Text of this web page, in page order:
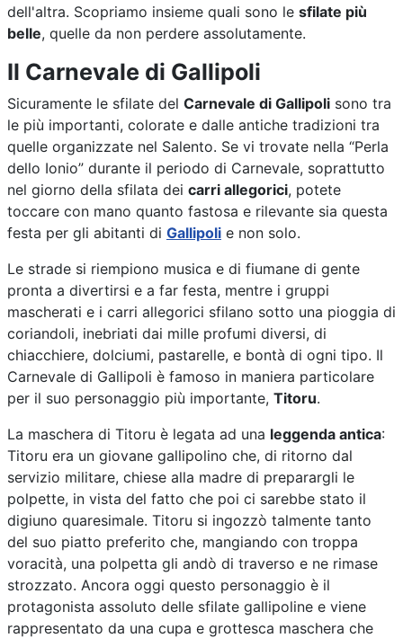
dell'altra. Scopriamo insieme quali sono le sfilate più
belle, quelle da non perdere assolutamente.
Il Carnevale di Gallipoli
Sicuramente le sfilate del Carnevale di Gallipoli sono tra
le più importanti, colorate e dalle antiche tradizioni tra
quelle organizzate nel Salento. Se vi trovate nella “Perla
dello Ionio” durante il periodo di Carnevale, soprattutto
nel giorno della sfilata dei carri allegorici, potete
toccare con mano quanto fastosa e rilevante sia questa
festa per gli abitanti di Gallipoli e non solo.
Le strade si riempiono musica e di fiumane di gente
pronta a divertirsi e a far festa, mentre i gruppi
mascherati e i carri allegorici sfilano sotto una pioggia di
coriandoli, inebriati dai mille profumi diversi, di
chiacchiere, dolciumi, pastarelle, e bontà di ogni tipo. Il
Carnevale di Gallipoli è famoso in maniera particolare
per il suo personaggio più importante, Titoru.
La maschera di Titoru è legata ad una leggenda antica:
Titoru era un giovane gallipolino che, di ritorno dal
servizio militare, chiese alla madre di preparargli le
polpette, in vista del fatto che poi ci sarebbe stato il
digiuno quaresimale. Titoru si ingozzò talmente tanto
del suo piatto preferito che, mangiando con troppa
voracità, una polpetta gli andò di traverso e ne rimase
strozzato. Ancora oggi questo personaggio è il
protagonista assoluto delle sfilate gallipoline e viene
rappresentato da una cupa e grottesca maschera che